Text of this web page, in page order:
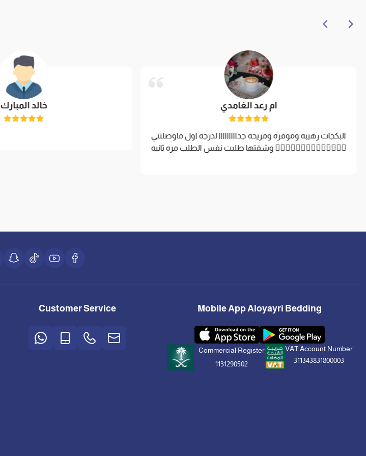
خالد المبارك ام رعد الغامدي
البكجات رهيبه وموفره ومريحه جدااااااااا لدرجه اول ماوصلتني
وشفتها طلبت نفس الطلب مره ثانيه 👌🏻👌🏻👌🏻👌🏻👌🏻👌🏻👌🏻
Customer Service Mobile App Aloyayri Bedding
Commercial Register
1131290502
VAT Account Number
311343831800003